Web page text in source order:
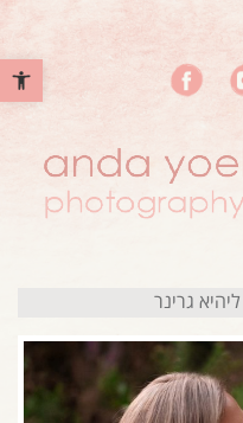
פתח סרגל
גרינר